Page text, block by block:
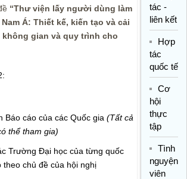
“Thư viện lấy người dùng làm
Á: Thiết kế, kiến tạo và cải
gian và quy trình cho
Báo cáo của các Quốc gia (Tất cả
thể tham gia)
Trường Đại học của từng quốc
theo chủ đề của hội nghị
tác -
liên kết
Hợp
tác
quốc tế
Cơ
hội
thực
tập
Tình
nguyện
viên